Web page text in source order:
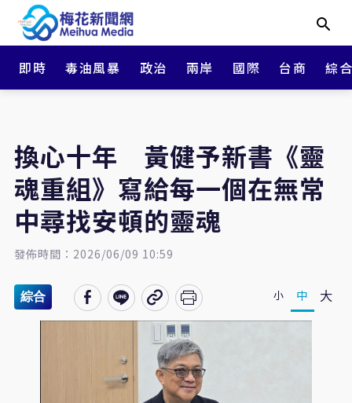
即時 毒油風暴 政治 兩岸 國際 台商 綜
換心十年 黃健予新書《靈
魂重組》寫給每一個在無常
中尋找安頓的靈魂
發佈時間：2026/06/09 10:59
綜合 小 中 大